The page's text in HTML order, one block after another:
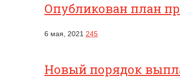
Опубликован план
6 мая, 2021 245
Новый порядок